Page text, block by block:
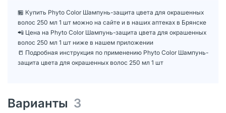
🏪 Купить Phyto Color Шампунь-защита цвета для окрашенных
волос 250 мл 1 шт можно на сайте и в наших аптеках в Брянске
📲 Цена на Phyto Color Шампунь-защита цвета для окрашенных
волос 250 мл 1 шт ниже в нашем приложении
📒 Подробная инструкция по применению Phyto Color Шампунь-
защита цвета для окрашенных волос 250 мл 1 шт
Варианты 3